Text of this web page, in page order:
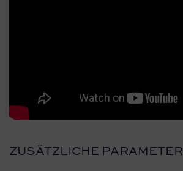
ZUSÄTZLICHE PARAMETER